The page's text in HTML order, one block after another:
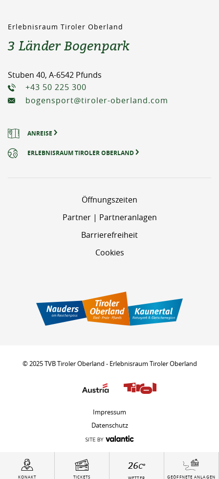
KONAKT TICKETS
26C°
WETTER GEÖFFNETE ANLAGEN
Erlebnisraum Tiroler Oberland
3 Länder Bogenpark
Stuben 40, A-6542 Pfunds
+43 50 225 300
bogensport@tiroler-oberland.com
ANREISE
ERLEBNISRAUM TIROLER OBERLAND
Öffnungszeiten
Partner | Partneranlagen
Barrierefreiheit
Cookies
© 2025 TVB Tiroler Oberland - Erlebnisraum Tiroler Oberland
Impressum
Datenschutz